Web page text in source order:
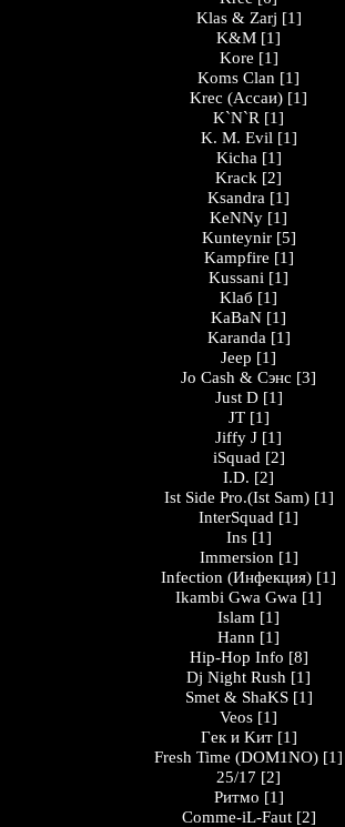
Klas & Zarj [1]
K&M [1]
Kore [1]
Koms Clan [1]
Krec (Ассаи) [1]
K`N`R [1]
K. M. Evil [1]
Kicha [1]
Krack [2]
Ksandra [1]
KeNNy [1]
Kunteynir [5]
Kampfire [1]
Kussani [1]
Klaб [1]
KaBaN [1]
Karanda [1]
Jeep [1]
Jo Cash & Сэнс [3]
Just D [1]
JT [1]
Jiffy J [1]
iSquad [2]
I.D. [2]
Ist Side Pro.(Ist Sam) [1]
InterSquad [1]
Ins [1]
Immersion [1]
Infection (Инфекция) [1]
Ikambi Gwa Gwa [1]
Islam [1]
Hann [1]
Hip-Hop Info [8]
Dj Night Rush [1]
Smet & ShaKS [1]
Veos [1]
Гeк и Kит [1]
Fresh Time (DOM1NO) [1]
25/17 [2]
Ритмо [1]
Comme-iL-Faut [2]